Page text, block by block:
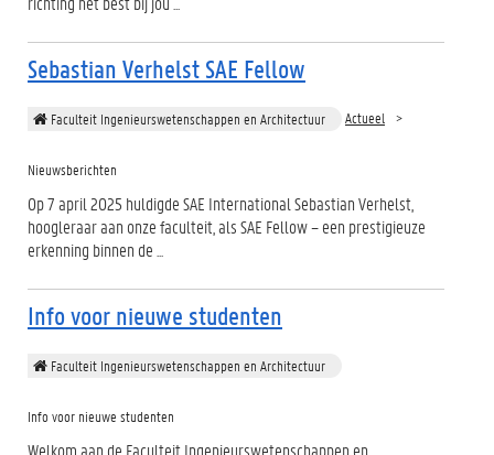
Sebastian Verhelst SAE Fellow
Faculteit Ingenieurswetenschappen en Architectuur Actueel
Nieuwsberichten
Op 7 april 2025 huldigde SAE International Sebastian Verhelst,
hoogleraar aan onze faculteit, als SAE Fellow – een prestigieuze
erkenning binnen de ...
Info voor nieuwe studenten
Faculteit Ingenieurswetenschappen en Architectuur
Info voor nieuwe studenten
Welkom aan de Faculteit Ingenieurswetenschappen en